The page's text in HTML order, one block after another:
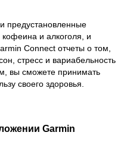
предустановленные
кофеина и алкоголя, и
Connect отчеты о том,
стресс и вариабельность
вы сможете принимать
своего здоровья.
Garmin